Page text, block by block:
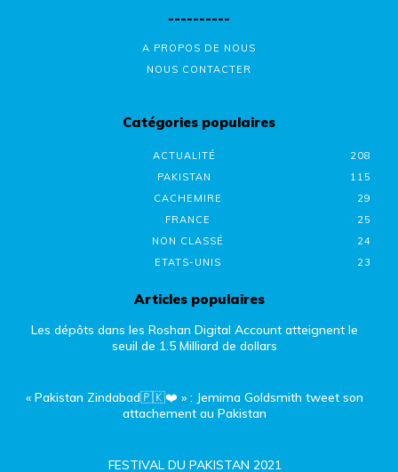
----------
A PROPOS DE NOUS
NOUS CONTACTER
Catégories populaires
ACTUALITÉ
208
PAKISTAN
115
CACHEMIRE
29
FRANCE
25
NON CLASSÉ
24
ETATS-UNIS
23
Articles populaires
Les dépôts dans les Roshan Digital Account atteignent le
seuil de 1.5 Milliard de dollars
« Pakistan Zindabad🇵🇰❤️ » : Jemima Goldsmith tweet son
attachement au Pakistan
FESTIVAL DU PAKISTAN 2021